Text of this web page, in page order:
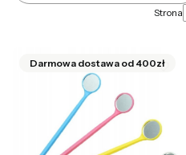
Strona